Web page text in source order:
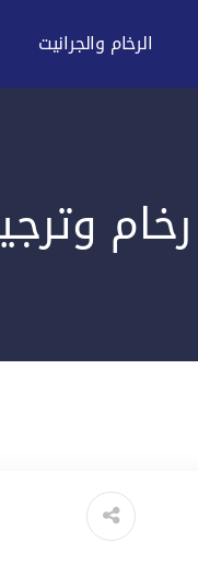
الرخام والجرانيت